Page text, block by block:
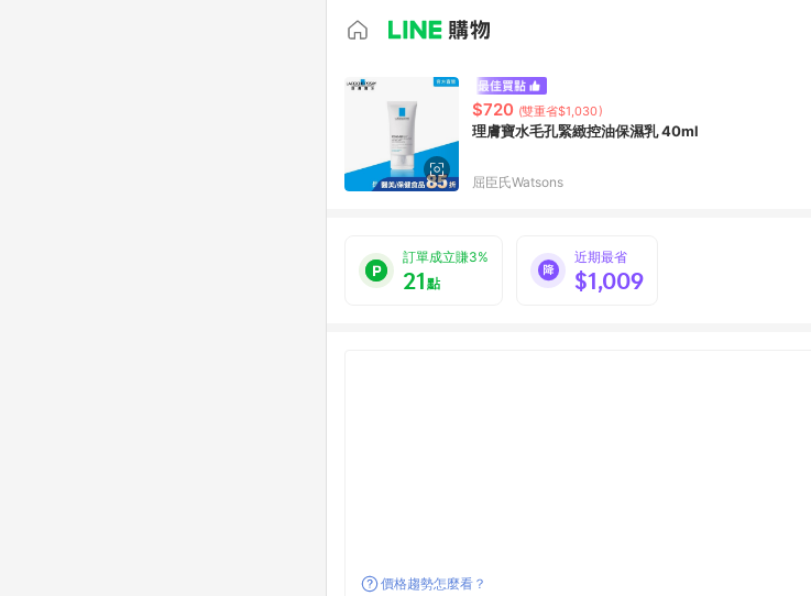
$720 (雙重省$1,030)
理膚寶水毛孔緊緻控油保濕乳 40ml
屈臣氏Watsons
訂單成立賺3%
21點
近期最省
$1,009
價格趨勢怎麼看？